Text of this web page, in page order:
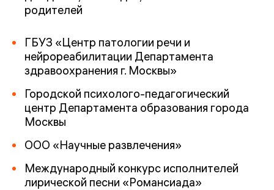
родителей
ГБУЗ «Центр патологии речи и
нейрореабилитации Департамента
здравоохранения г. Москвы»
Городской психолого-педагогический
центр Департамента образования города
Москвы
ООО «Научные развлечения»
Международный конкурс исполнителей
лирической песни «Романсиада»